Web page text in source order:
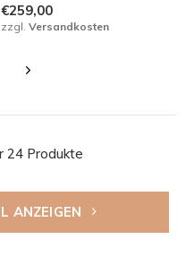
€259,00
zzgl. Versandkosten
24 Produkte
ANZEIGEN